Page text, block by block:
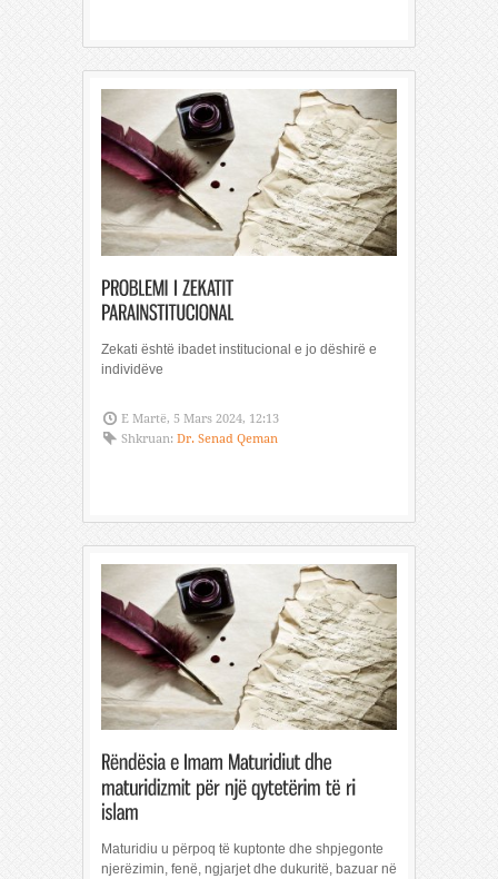
Zekati është ibadet institucional e jo dëshirë e
individëve
E Martë, 5 Mars 2024, 12:13
Shkruan: Dr. Senad Qeman
Maturidiu u përpoq të kuptonte dhe shpjegonte
njerëzimin, fenë, ngjarjet dhe dukuritë, bazuar në